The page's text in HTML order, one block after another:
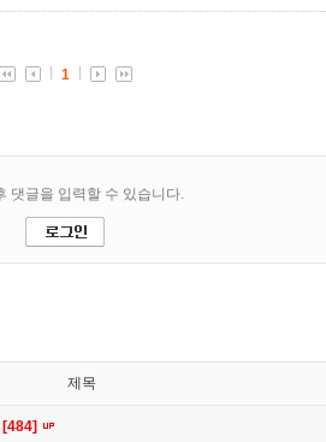
제목
[484]